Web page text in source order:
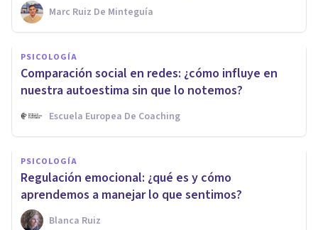
Marc Ruiz De Minteguía
PSICOLOGÍA
Comparación social en redes: ¿cómo influye en
nuestra autoestima sin que lo notemos?
Escuela Europea De Coaching
PSICOLOGÍA
Regulación emocional: ¿qué es y cómo
aprendemos a manejar lo que sentimos?
Blanca Ruiz